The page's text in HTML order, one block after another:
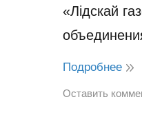
«Лідскай
Подробнее
Оставить